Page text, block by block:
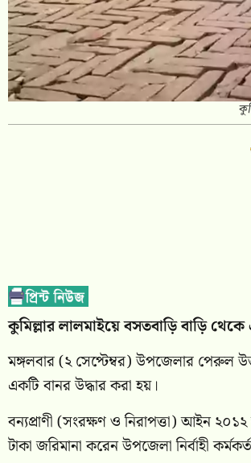
কুমিল্লার লালমাইয়ে বসতবাড়ি বাড়ি
মঙ্গলবার (২ সেপ্টেম্বর) উপজেলার পেরুল
একটি বানর উদ্ধার করা হয়।
বন্যপ্রাণী (সংরক্ষণ ও নিরাপত্তা) আইন
টাকা জরিমানা করেন উপজেলা নির্বাহী